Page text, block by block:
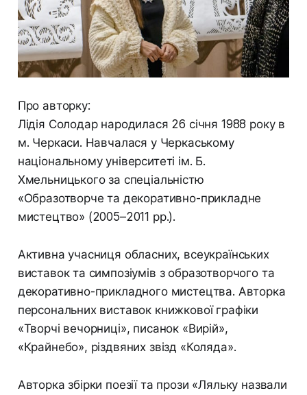
Про авторку:
Лідія Солодар народилася 26 січня 1988 року в
м. Черкаси. Навчалася у Черкаському
національному університеті ім. Б.
Хмельницького за спеціальністю
«Образотворче та декоративно-прикладне
мистецтво» (2005–2011 рр.).
Активна учасниця обласних, всеукраїнських
виставок та симпозіумів з образотворчого та
декоративно-прикладного мистецтва. Авторка
персональних виставок книжкової графіки
«Творчі вечорниці», писанок «Вирій»,
«Крайнебо», різдвяних звізд «Коляда».
Авторка збірки поезії та прози «Ляльку назвали